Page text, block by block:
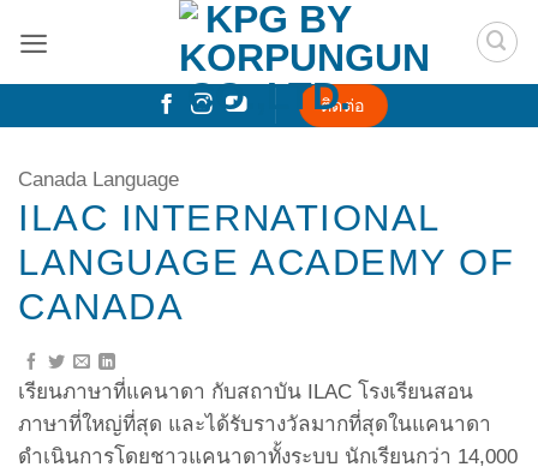
content
ติดต่อ
Canada Language
ILAC INTERNATIONAL
LANGUAGE ACADEMY OF
CANADA
เรียนภาษาที่แคนาดา กับสถาบัน ILAC โรงเรียนสอน
ภาษาที่ใหญ่ที่สุด และได้รับรางวัลมากที่สุดในแคนาดา
ดำเนินการโดยชาวแคนาดาทั้งระบบ นักเรียนกว่า 14,000